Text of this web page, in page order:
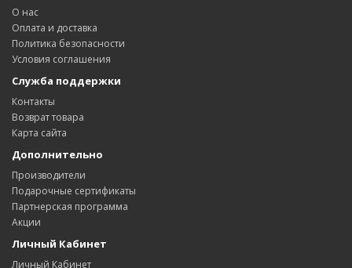
О нас
Оплата и доставка
Политика безопасности
Условия соглашения
Служба поддержки
Контакты
Возврат товара
Карта сайта
Дополнительно
Производители
Подарочные сертификаты
Партнерская программа
Акции
Личный Кабинет
Личный Кабинет